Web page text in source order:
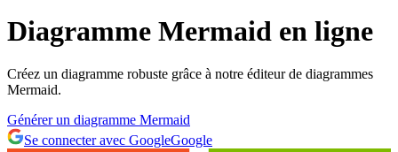
Diagramme Mermaid en ligne
Créez un diagramme robuste grâce à notre éditeur de diagrammes
Mermaid.
Générer un diagramme Mermaid
Se connecter avec GoogleGoogle